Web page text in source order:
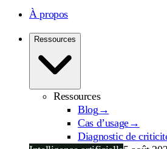
À propos
Ressources
Ressources
Blog →
Cas d’usage→
Diagnostic de